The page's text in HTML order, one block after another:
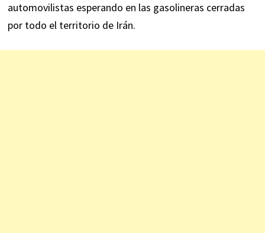
automovilistas esperando en las gasolineras cerradas
por todo el territorio de Irán.